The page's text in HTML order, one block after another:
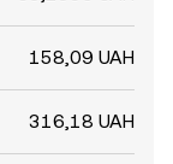
158,09 UAH
316,18 UAH